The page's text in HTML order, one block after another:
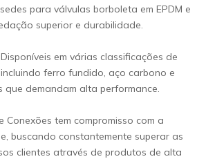
para válvulas borboleta em EPDM e
superior e durabilidade.
em várias classificações de
ferro fundido, aço carbono e
que demandam alta performance.
Conexões tem compromisso com a
buscando constantemente superar as
clientes através de produtos de alta